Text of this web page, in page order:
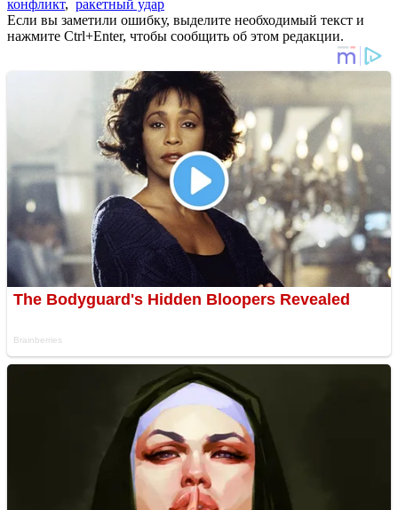
конфликт, ракетный удар
Если вы заметили ошибку, выделите необходимый текст и
нажмите Ctrl+Enter, чтобы сообщить об этом редакции.